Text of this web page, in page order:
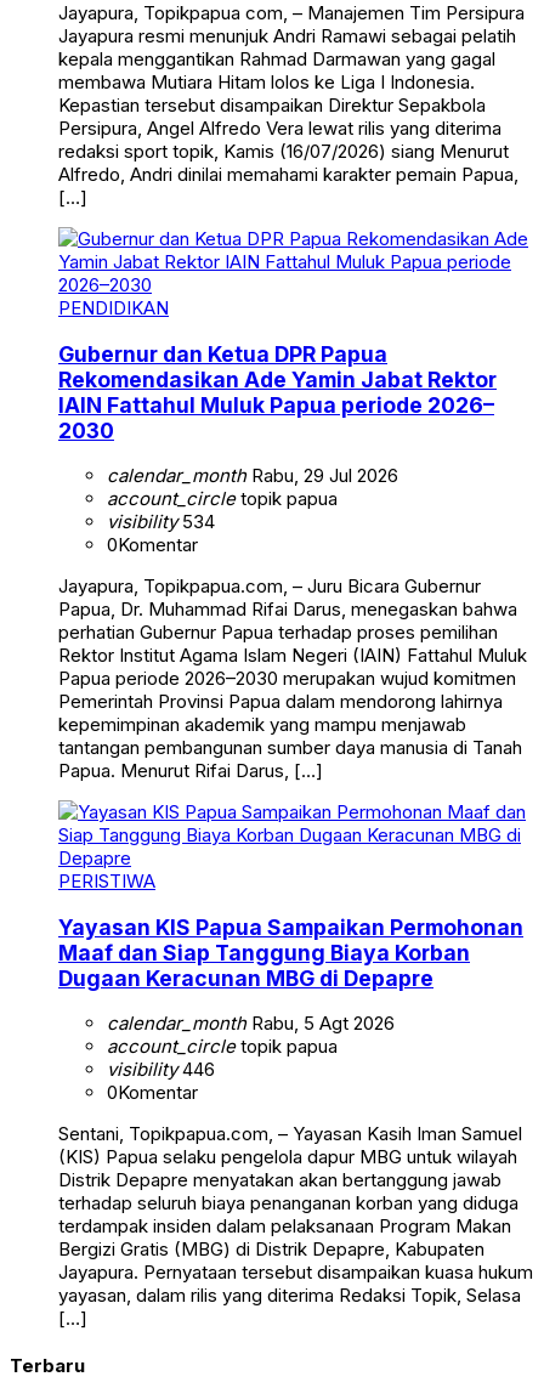
Jayapura, Topikpapua com, – Manajemen Tim Persipura
Jayapura resmi menunjuk Andri Ramawi sebagai pelatih
kepala menggantikan Rahmad Darmawan yang gagal
membawa Mutiara Hitam lolos ke Liga I Indonesia.
Kepastian tersebut disampaikan Direktur Sepakbola
Persipura, Angel Alfredo Vera lewat rilis yang diterima
redaksi sport topik, Kamis (16/07/2026) siang Menurut
Alfredo, Andri dinilai memahami karakter pemain Papua,
[…]
PENDIDIKAN
Gubernur dan Ketua DPR Papua
Rekomendasikan Ade Yamin Jabat Rektor
IAIN Fattahul Muluk Papua periode 2026–
2030
calendar_monthRabu, 29 Jul 2026
account_circletopik papua
visibility534
0Komentar
Jayapura, Topikpapua.com, – Juru Bicara Gubernur
Papua, Dr. Muhammad Rifai Darus, menegaskan bahwa
perhatian Gubernur Papua terhadap proses pemilihan
Rektor Institut Agama Islam Negeri (IAIN) Fattahul Muluk
Papua periode 2026–2030 merupakan wujud komitmen
Pemerintah Provinsi Papua dalam mendorong lahirnya
kepemimpinan akademik yang mampu menjawab
tantangan pembangunan sumber daya manusia di Tanah
Papua. Menurut Rifai Darus, […]
PERISTIWA
Yayasan KIS Papua Sampaikan Permohonan
Maaf dan Siap Tanggung Biaya Korban
Dugaan Keracunan MBG di Depapre
calendar_monthRabu, 5 Agt 2026
account_circletopik papua
visibility446
0Komentar
Sentani, Topikpapua.com, – Yayasan Kasih Iman Samuel
(KIS) Papua selaku pengelola dapur MBG untuk wilayah
Distrik Depapre menyatakan akan bertanggung jawab
terhadap seluruh biaya penanganan korban yang diduga
terdampak insiden dalam pelaksanaan Program Makan
Bergizi Gratis (MBG) di Distrik Depapre, Kabupaten
Jayapura. Pernyataan tersebut disampaikan kuasa hukum
yayasan, dalam rilis yang diterima Redaksi Topik, Selasa
[…]
Terbaru